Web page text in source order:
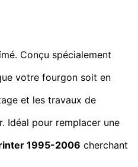
Conçu spécialement
votre fourgon soit en
et les travaux de
Idéal pour remplacer une
1995-2006 cherchant